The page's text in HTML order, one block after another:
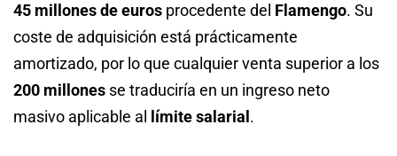
45 millones de euros procedente del Flamengo. Su
coste de adquisición está prácticamente
amortizado, por lo que cualquier venta superior a los
200 millones se traduciría en un ingreso neto
masivo aplicable al
límite salarial .